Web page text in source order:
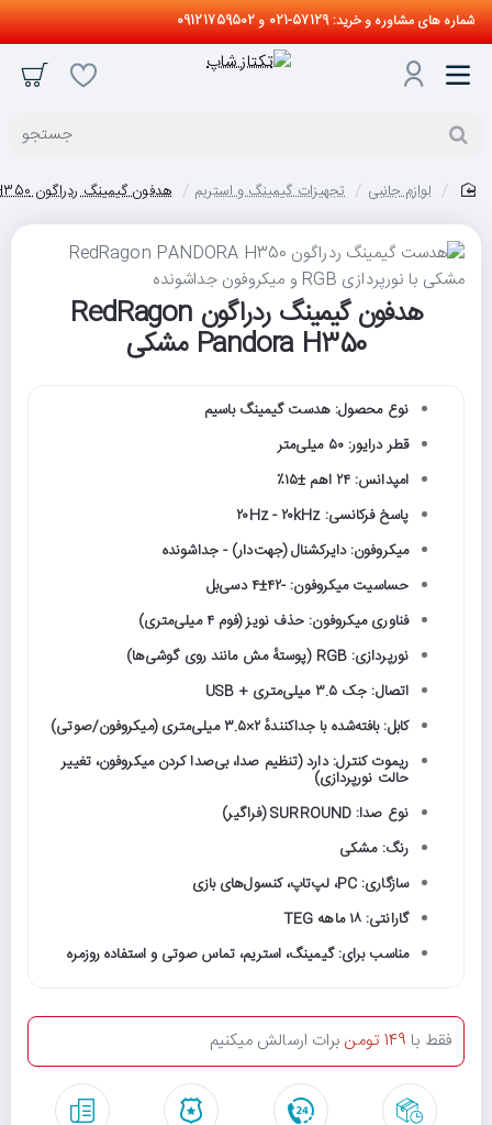
شماره های مشاوره و خرید: 57129-021 و 09121759502
جستجو
لوازم جانبی تجهیزات گیمینگ و استریم هدفون گیمینگ ردراگون RedRagon Pandora H350 مشکی
هدفون گیمینگ ردراگون RedRagon
Pandora H350 مشکی
نوع محصول: هدست گیمینگ باسیم
قطر درایور: ۵۰ میلی‌متر
امپدانس: ۲۴ اهم ±۱۵٪
پاسخ فرکانسی: ۲۰Hz - ۲۰kHz
میکروفون: دایرکشنال (جهت‌دار) - جداشونده
حساسیت میکروفون: -۴۲±۴ دسی‌بل
فناوری میکروفون: حذف نویز (فوم ۴ میلی‌متری)
نورپردازی: RGB (پوستهٔ مش مانند روی گوشی‌ها)
اتصال: جک ۳.۵ میلی‌متری + USB
کابل: بافته‌شده با جداکنندهٔ ۲×۳.۵ میلی‌متری (میکروفون/صوتی)
ریموت کنترل: دارد (تنظیم صدا، بی‌صدا کردن میکروفون، تغییر
حالت نورپردازی)
نوع صدا: SURROUND (فراگیر)
رنگ: مشکی
سازگاری: PC، لپ‌تاپ، کنسول‌های بازی
گارانتی: ۱۸ ماهه TEG
مناسب برای: گیمینگ، استریم، تماس صوتی و استفاده روزمره
فقط با 149 تومن برات ارسالش میکنیم